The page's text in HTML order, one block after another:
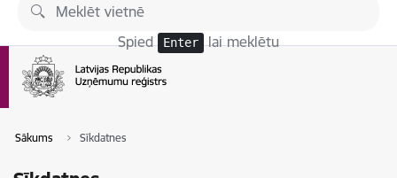
Pāriet uz lapas saturu
Spied Enter lai meklētu
Sākums Sīkdatnes